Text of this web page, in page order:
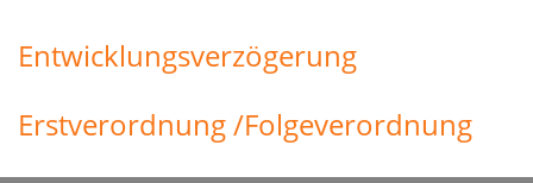
Entwicklungsverzögerung
Erstverordnung /Folgeverordnung